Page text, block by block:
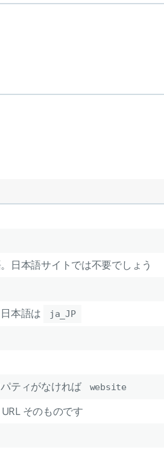
日本語サイトでは不要でしょう
本語は ja_JP
ティがなければ website
そのものです